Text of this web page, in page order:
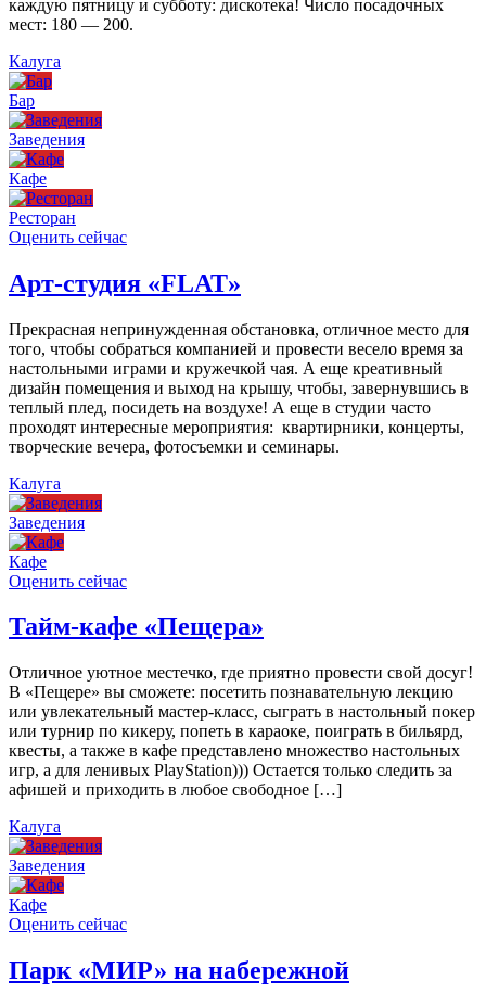
каждую пятницу и субботу: дискотека! Число посадочных
мест: 180 — 200.
Калуга
Бар
Заведения
Кафе
Ресторан
Оценить сейчас
Арт-студия «FLAT»
Прекрасная непринужденная обстановка, отличное место для
того, чтобы собраться компанией и провести весело время за
настольными играми и кружечкой чая. А еще креативный
дизайн помещения и выход на крышу, чтобы, завернувшись в
теплый плед, посидеть на воздухе! А еще в студии часто
проходят интересные мероприятия: квартирники, концерты,
творческие вечера, фотосъемки и семинары.
Калуга
Заведения
Кафе
Оценить сейчас
Тайм-кафе «Пещера»
Отличное уютное местечко, где приятно провести свой досуг!
В «Пещере» вы сможете: посетить познавательную лекцию
или увлекательный мастер-класс, сыграть в настольный покер
или турнир по кикеру, попеть в караоке, поиграть в бильярд,
квесты, а также в кафе представлено множество настольных
игр, а для ленивых PlayStation))) Остается только следить за
афишей и приходить в любое свободное […]
Калуга
Заведения
Кафе
Оценить сейчас
Парк «МИР» на набережной